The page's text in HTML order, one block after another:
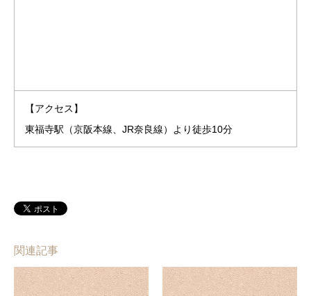
【アクセス】
東福寺駅（京阪本線、JR奈良線）より徒歩10分
関連記事